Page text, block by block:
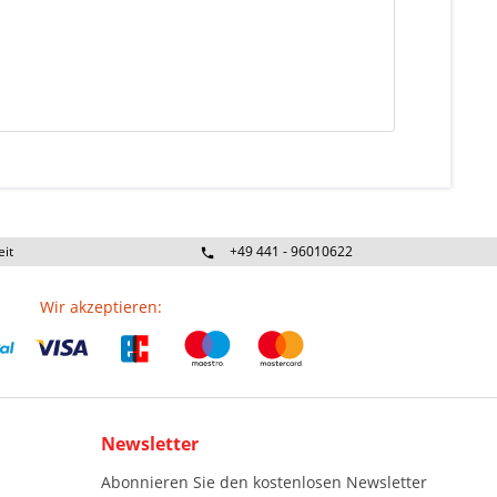
+49 441 - 96010622
Wir akzeptieren:
Newsletter
Abonnieren Sie den kostenlosen Newsletter